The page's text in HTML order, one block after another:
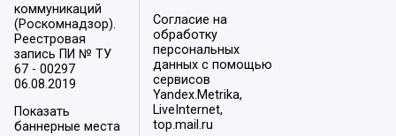
коммуникаций
(Роскомнадзор).
Реестровая
запись ПИ № ТУ
67 - 00297
06.08.2019
Показать
баннерные места
Согласие на
обработку
персональных
данных с помощью
сервисов
Yandex.Metrika,
LiveInternet,
top.mail.ru